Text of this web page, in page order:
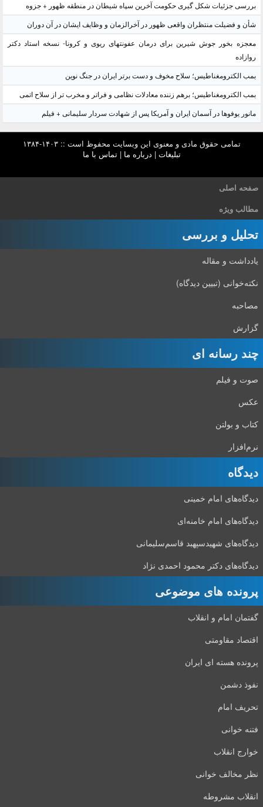
بررسی جزئیات شکل گیری حکومت آخرین سپاه شیطان در منطقه ظهور + جزوه
شأن و فضیلت منتظران واقعی ظهور در آخرالزمان و وظایف ایشان در آن دوران
معجزه بخور جوش شیرین برای درمان عفونتهای ریوی و کرونا- نسخه استاد دکتر
روازاده
بمب الکترومغناطیس؛ سلاح مخوف و دست برتر ایران در جنگ نوین
بمب الکترومغناطیس؛ برهم زننده معادلات نظامی و فراتر و مخرب تر از سلاح اتمی
مانور یوفوها در آسمان ایران و آمریکا پس از شهادت سردار سلیمانی + فیلم
تمامی حقوق مادی و معنوی این وبسایت محفوظ است :: ۱۴۰۳-۱۳۸۴
تبلیغات | درباره ما |تماس با ما
صفحه اصلی
مطالب ویژه
تحلیل و بررسی
یادداشت و مقاله
نکته‌خوانی (تبیین دیدگاه)
مصاحبه
گزارش
چند رسانه ای
صوت و فیلم
عکس
کتاب و بولتن
نرم‌افزار
دیدگاه‌
دیدگاه‌های امام خمینی
دیدگاه‌های امام خامنه‌ای
دیدگاه‌های شهید‌سپهبد قاسم‌سلیمانی
دیدگاه‌های دکتر محمود احمدی نژاد
پرونده های موضوعی
گفتمان امام و انقلاب
اقتصاد مقاومتی
پرونده هسته ای ایران
نفوذ دشمن
تحریف امام
فتنه خوانی
خوارج انقلاب
نظر مخالف خوانی
انقلاب مشروطه